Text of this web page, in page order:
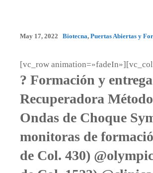
May 17, 2022 Biotecna, Puertas Abiertas y
[vc_row
? Formación y
Recuperadora
Ondas de Choque
monitoras de
de Col. 430)